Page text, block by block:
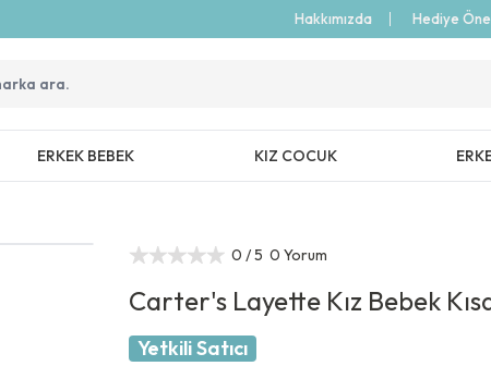
Hakkımızda Hediye
ERKEK BEBEK KIZ COCUK
0 / 5 0 Yorum
Carter's Layette Kız Bebek
Yetkili Satıcı